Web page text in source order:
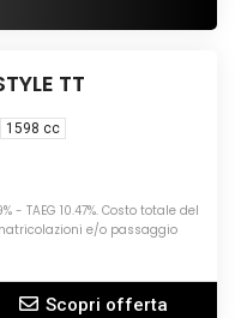
TT
1598 cc
- TAEG 10.47%. Costo totale del
e/o passaggio
Scopri offerta